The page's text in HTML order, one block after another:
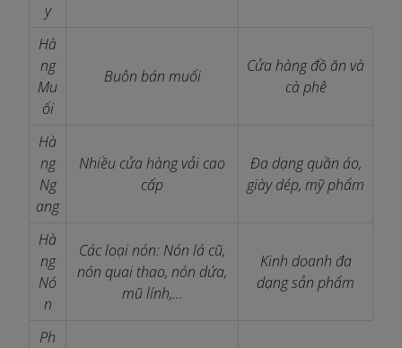
y
Hà
ng
Mu
ối
Buôn bán muối
Cửa hàng đồ ăn và
cà phê
Hà
ng
Ng
ang
Nhiều cửa hàng vải cao
cấp
Đa dạng quần áo,
giày dép, mỹ phẩm
Hà
ng
Nó
n
Các loại nón: Nón lá cũ,
nón quai thao, nón dứa,
mũ lính,...
Kinh doanh đa
dạng sản phẩm
Ph